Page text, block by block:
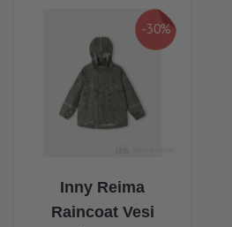
-30%
Inny Reima
Raincoat Vesi